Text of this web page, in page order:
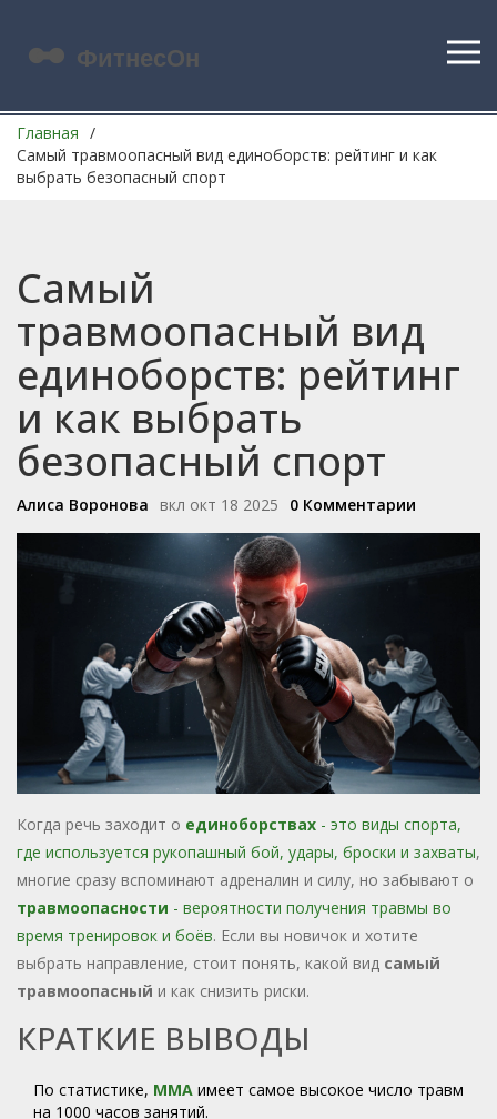
Главная
Самый травмоопасный вид единоборств: рейтинг и как
выбрать безопасный спорт
Самый
травмоопасный вид
единоборств: рейтинг
и как выбрать
безопасный спорт
Алиса Воронова вкл окт 18 2025 0 Комментарии
Когда речь заходит о единоборствах - это виды спорта,
где используется рукопашный бой, удары, броски и захваты,
многие сразу вспоминают адреналин и силу, но забывают о
травмоопасности - вероятности получения травмы во
время тренировок и боёв. Если вы новичок и хотите
выбрать направление, стоит понять, какой вид самый
травмоопасный и как снизить риски.
КРАТКИЕ ВЫВОДЫ
По статистике, ММА имеет самое высокое число травм
на 1000 часов занятий.